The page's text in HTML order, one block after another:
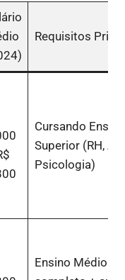
Requisitos
Cursando Ensino
Superior (RH,
Psicologia)
Ensino Médio